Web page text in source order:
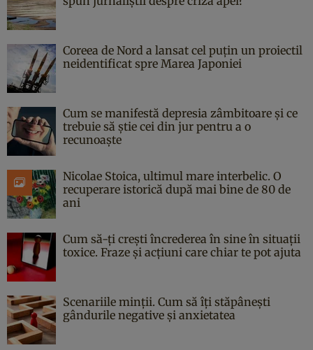
Coreea de Nord a lansat cel puțin un proiectil
neidentificat spre Marea Japoniei
Cum se manifestă depresia zâmbitoare și ce
trebuie să știe cei din jur pentru a o
recunoaște
Nicolae Stoica, ultimul mare interbelic. O
recuperare istorică după mai bine de 80 de
ani
Cum să-ți crești încrederea în sine în situații
toxice. Fraze și acțiuni care chiar te pot ajuta
Scenariile minții. Cum să îți stăpânești
gândurile negative și anxietatea